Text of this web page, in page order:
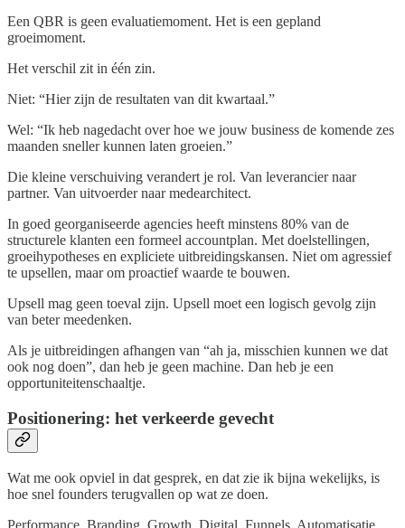
Een QBR is geen evaluatiemoment. Het is een gepland
groeimoment.
Het verschil zit in één zin.
Niet: “Hier zijn de resultaten van dit kwartaal.”
Wel: “Ik heb nagedacht over hoe we jouw business de komende zes
maanden sneller kunnen laten groeien.”
Die kleine verschuiving verandert je rol. Van leverancier naar
partner. Van uitvoerder naar medearchitect.
In goed georganiseerde agencies heeft minstens 80% van de
structurele klanten een formeel accountplan. Met doelstellingen,
groeihypotheses en expliciete uitbreidingskansen. Niet om agressief
te upsellen, maar om proactief waarde te bouwen.
Upsell mag geen toeval zijn. Upsell moet een logisch gevolg zijn
van beter meedenken.
Als je uitbreidingen afhangen van “ah ja, misschien kunnen we dat
ook nog doen”, dan heb je geen machine. Dan heb je een
opportuniteitenschaaltje.
Positionering: het verkeerde gevecht
Wat me ook opviel in dat gesprek, en dat zie ik bijna wekelijks, is
hoe snel founders terugvallen op wat ze doen.
Performance. Branding. Growth. Digital. Funnels. Automatisatie.